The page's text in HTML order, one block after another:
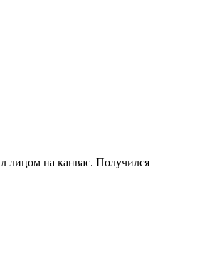
лицом на канвас. Получился